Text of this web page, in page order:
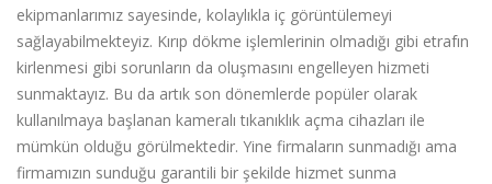
ekipmanlarımız sayesinde, kolaylıkla iç görüntülemeyi
sağlayabilmekteyiz. Kırıp dökme işlemlerinin olmadığı gibi etrafın
kirlenmesi gibi sorunların da oluşmasını engelleyen hizmeti
sunmaktayız. Bu da artık son dönemlerde popüler olarak
kullanılmaya başlanan kameralı tıkanıklık açma cihazları ile
mümkün olduğu görülmektedir. Yine firmaların sunmadığı ama
firmamızın sunduğu garantili bir şekilde hizmet sunma